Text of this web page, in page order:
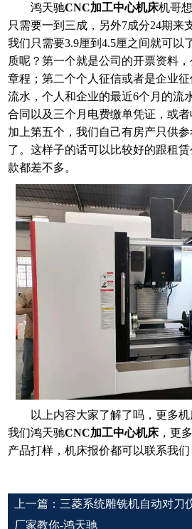
鸿天驰CNC加工中心机床机哥
只需要一到三成，另外7成分24期来
我们只需要3.9厘到4.5厘之间就可以
质呢？第一个就是公司的开票资料
章程；第二个个人征信或者是企业
流水，个人和企业的最近6个月的流
合同以及三个月电费缴单凭证，或
加上第五个，我们自己有房产只供
了。这样子的话可以比较好的跟租
款都差不多。
以上内容大家了解了吗，更多
我们鸿天驰CNC加工中心机床，更
产品打样，机床报价都可以联系我们
上一篇： 三菱系统雕铣机自动对刀
厂家教你-鸿天驰